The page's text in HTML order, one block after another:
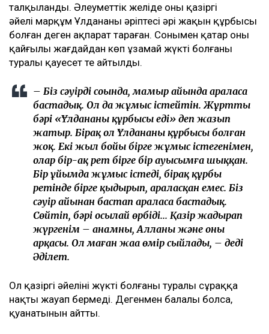
талқыланды. Әлеуметтік желіде оның қазіргі
әйелі марқұм Ұлдананың әріптесі әрі жақын құрбысы
болған деген ақпарат тараған. Сонымен қатар оның
қайғылы жағдайдан көп ұзамай жүкті болғаны
туралы қауесет те айтылды.
– Біз сәуірдің соңында, мамыр айында араласа
бастадық. Ол да жұмыс істейтін. Жұрттың
бәрі «Ұлдананың құрбысы еді» деп жазып
жатыр. Бірақ ол Ұлдананың құрбысы болған
жоқ. Екі жыл бойы бірге жұмыс істегенімен,
олар бір-ақ рет бірге бір ауысымға шыққан.
Бір ұйымда жұмыс істеді, бірақ құрбы
ретінде бірге қыдырып, араласқан емес. Біз
сәуір айынан бастап араласа бастадық.
Сөйтіп, бәрі осылай өрбіді... Қазір жадырап
жүргенім – анамның, Алланың және оның
арқасы. Ол маған жаңа өмір сыйлады, – деді
Әділет.
Ол қазіргі әйелінің жүкті болғаны туралы сұраққа
нақты жауап бермеді. Дегенмен балалы болса,
қуанатынын айтты.